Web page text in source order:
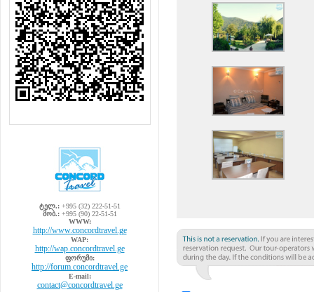
ტელ.:+995 (32) 222-51-51
მობ.:+995 (90) 22-51-51
WWW:
http://www.concordtravel.ge
WAP:
http://wap.concordtravel.ge
ფორუმი:
http://forum.concordtravel.ge
E-mail:
contact@concordtravel.ge